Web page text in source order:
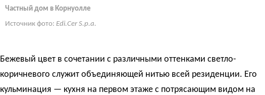
Частный дом в Корнуолле
Источник фото: Edi.Cer S.p.a.
Бежевый цвет в сочетании с различными оттенками светло-
коричневого служит объединяющей нитью всей резиденции. Его
кульминация — кухня на первом этаже с потрясающим видом на